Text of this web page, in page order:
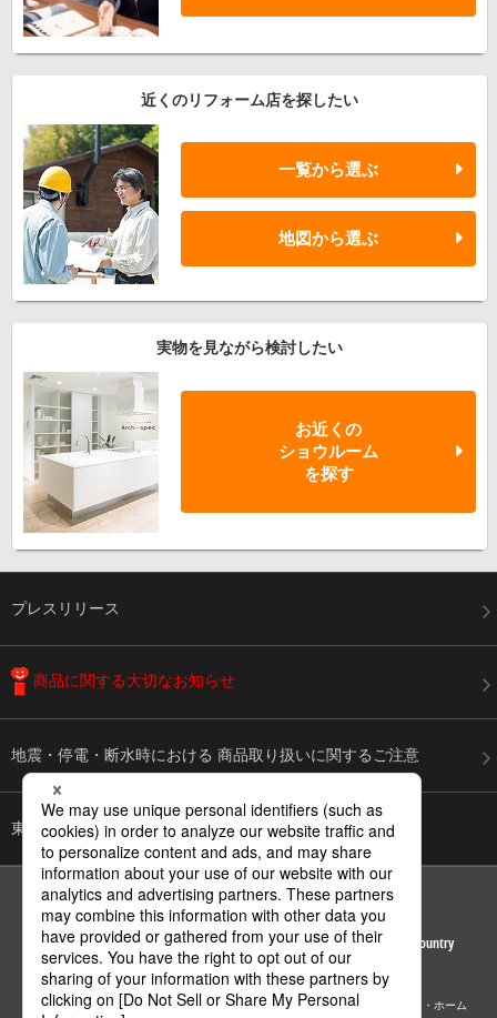
近くのリフォーム店を探したい
一覧から選ぶ
地図から選ぶ
実物を見ながら検討したい
お近くの
ショウルーム
を探す
プレスリリース
商品に関する大切なお知らせ
地震・停電・断水時における 商品取り扱いに関するご注意
東日本大震災からの復興を心よりお祈り申し上げます
ページの先頭へ
Area / Country
© Panasonic Corporation
サイトマップ
サイトのご利用にあたって 個人情報保護方針 パナソニック・ホーム